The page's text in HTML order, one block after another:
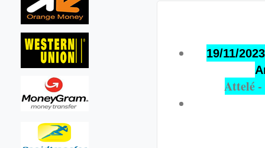
19/11/
Attelé -